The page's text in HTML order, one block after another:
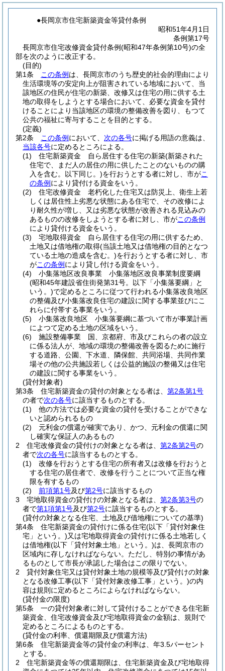
●長岡京市住宅新築資金等貸付条例
昭和51年4月1日
条例第17号
長岡京市住宅改修資金貸付条例(昭和47年条例第10号)の全
部を次のように改正する。
(目的)
第1条
この条例 は、長岡京市のうち歴史的社会的理由により
生活環境等の安定向上が阻害されている地域において、当
該地区の住民が住宅の新築、改修又は住宅の用に供する土
地の取得をしようとする場合において、必要な資金を貸付
けることにより当該地区の環境の整備改善を図り、もつて
公共の福祉に寄与することを目的とする。
(定義)
第2条
この条例 において、 次の各号に掲げる用語の意義は、
当該各号に定めるところによる。
(1)
住宅新築資金 自ら居住する住宅の新築(新築された
住宅で、まだ人の居住の用に供したことのないものの購
入を含む。以下同じ。)を行おうとする者に対し、市がこ
の条例 により貸付ける資金をいう。
(2)
住宅改修資金 老朽化した住宅又は防災上、衛生上若
しくは居住性上劣悪な状態にある住宅で、その改修によ
り耐久性が増し、又は劣悪な状態が改善される見込みの
あるものの改修をしようとする者に対し、市がこの条例
により貸付ける資金をいう。
(3)
宅地取得資金 自ら居住する住宅の用に供するため、
土地又は借地権の取得(当該土地又は借地権の目的となつ
ている土地の造成を含む。)を行おうとする者に対し、市
がこの条例 により貸し付ける資金をいう。
(4)
小集落地区改良事業 小集落地区改良事業制度要綱
(昭和45年建設省住街発第31号。以下「小集落要綱」と
いう。)で定めるところに従つて行われる小集落改良地区
の整備及び小集落改良住宅の建設に関する事業並びにこ
れらに付帯する事業をいう。
(5)
小集落改良地区 小集落要綱に基づいて市が事業計画
によつて定める土地の区域をいう。
(6)
施設整備事業 国、京都府、市及びこれらの者の設立
に係る法人が、地域の環境の整備改善を図るために施行
する道路、公園、下水道、隣保館、共同浴場、共同作業
場その他の公共施設若しくは公益的施設の整備又は住宅
の建設に関する事業をいう。
(貸付対象者)
第3条
住宅新築資金の貸付の対象となる者は、 第2条第1号
の者で次の各号に該当するものとする。
(1)
他の方法では必要な資金の貸付を受けることができな
いと認められるもの
(2)
元利金の償還が確実であり、かつ、元利金の償還に関
し確実な保証人のあるもの
2
住宅改修資金の貸付けの対象となる者は、 第2条第2号の
者で次の各号に該当するものとする。
(1)
改修を行おうとする住宅の所有者又は改修を行おうと
する住宅の居住者で、改修を行うことについて正当な権
限を有するもの
(2)
前項第1号及び第2号に該当するもの
3
宅地取得資金の貸付けの対象となる者は、 第2条第3号の
者で第1項第1号及び第2号に該当するものとする。
(貸付の対象となる住宅、土地及び借地権についての基準)
第4条
住宅新築資金の貸付けに係る住宅(以下「貸付対象住
宅」という。)又は宅地取得資金の貸付けに係る土地若しく
は借地権(以下「貸付対象土地」という。)は、長岡京市の
区域内に存しなければならない。 ただし、特別の事情があ
るものとして市長が承認した場合はこの限りでない。
2
貸付対象住宅又は貸付対象土地の規模等及び貸付けの対象
となる改修工事(以下「貸付対象改修工事」という。)の内
容は規則に定めるところによらなければならない。
(貸付金の限度)
第5条
一の貸付対象者に対して貸付けることができる住宅新
築資金、住宅改修資金及び宅地取得資金の金額は、規則で
定めるところによるものとする。
(貸付金の利率、償還期限及び償還方法)
第6条
住宅新築資金等の貸付金の利率は、年3.5パーセント
とする。
2
住宅新築資金等の償還期限は、住宅新築資金及び宅地取得